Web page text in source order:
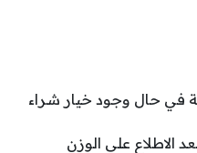
في حال وجود خيار شراء
الاطلاع على الوزن